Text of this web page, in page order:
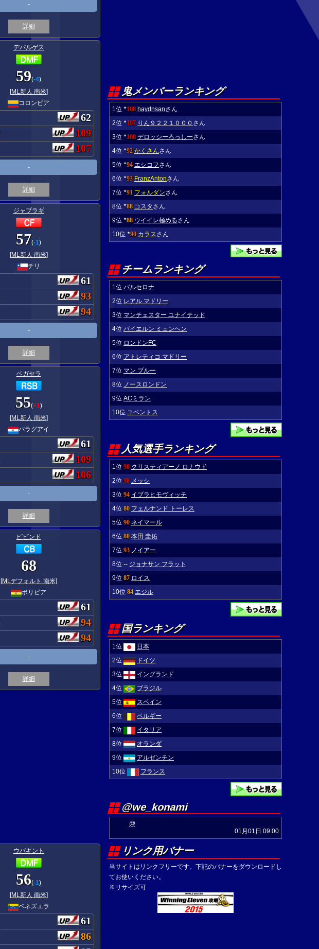
-
詳細
デバルゲス
59(-4)
[ML新人 南米]
コロンビア
62
109
107
-
詳細
ジャブラギ
57(-1)
[ML新人 南米]
チリ
61
93
94
-
詳細
ベガセラ
55(+1)
[ML新人 南米]
パラグアイ
61
109
106
-
詳細
ピピンド
68
[MLデフォルト 南米]
ボリビア
61
94
94
-
詳細
ウバキント
56(-1)
[ML新人 南米]
ベネズエラ
61
86
鬼メンバーランキング
1位 ★108 haydnsanさん
2位
★107 りん９２２１０００ さん
3位
★100 デロッシーろっしーさん
4位
★92 かくさんさん
5位
★94 エシコフさん
6位
★93 FranzAntonさん
7位
★91 フォルダンさん
8位
★88 コスタ さん
9位
★88 ウイイレ極めるさん
10位
★90 カラスさん
チームランキング
1位 バルセロナ
2位 レアル マドリー
3位 マンチェスター ユナイテッド
4位 バイエルン ミュンヘン
5位 ロンドンFC
6位 アトレティコ マドリー
7位 マン ブルー
8位 ノースロンドン
9位 ACミラン
10位 ユベントス
人気選手ランキング
1位98 クリスティアーノ ロナウド
2位98 メッシ
3位94 イブラヒモヴィッチ
4位80 フェルナンド トーレス
5位90 ネイマール
6位80 本田 圭佑
7位93 ノイアー
8位 -- ジョナサン フラット
9位87 ロイス
10位84 エジル
国ランキング
1位
日本
2位
ドイツ
3位
イングランド
4位
ブラジル
5位
スペイン
6位
ベルギー
7位
イタリア
8位
オランダ
9位
アルゼンチン
10位
フランス
@we_konami
@
01月01日 09:00
リンク用バナー
当サイトはリンクフリーです。下記のバナーをダウンロードし
てお使いください。
※リサイズ可